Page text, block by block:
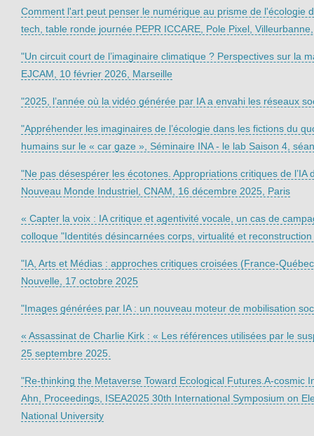
Comment l'art peut penser le numérique au prisme de
tech, table ronde journée PEPR ICCARE, Pole Pixel,
"Un circuit court de l’imaginaire climatique ? Perspectives sur la
EJCAM, 10 février 2026, Marseille
"2025, l’année où la vidéo générée par IA a envahi les réseaux
"Appréhender les imaginaires de l’écologie dans les fictions du
humains sur le « car gaze », Séminaire INA - le lab Saison 4,
"Ne pas désespérer les écotones. Appropriations critiques de
Nouveau Monde Industriel, CNAM, 16 décembre 2025, Paris
« Capter la voix : IA critique et agentivité vocale, un cas de
colloque "Identités désincarnées corps, virtualité et
"IA, Arts et Médias : approches critiques croisées (France-
Nouvelle, 17 octobre 2025
"Images générées par IA : un nouveau moteur de mobilisation
« Assassinat de Charlie Kirk : « Les références utilisées par le
25 septembre 2025.
"Re-thinking the Metaverse Toward Ecological Futures.A-cosmic
Ahn, Proceedings, ISEA2025 30th International Symposium on
National University